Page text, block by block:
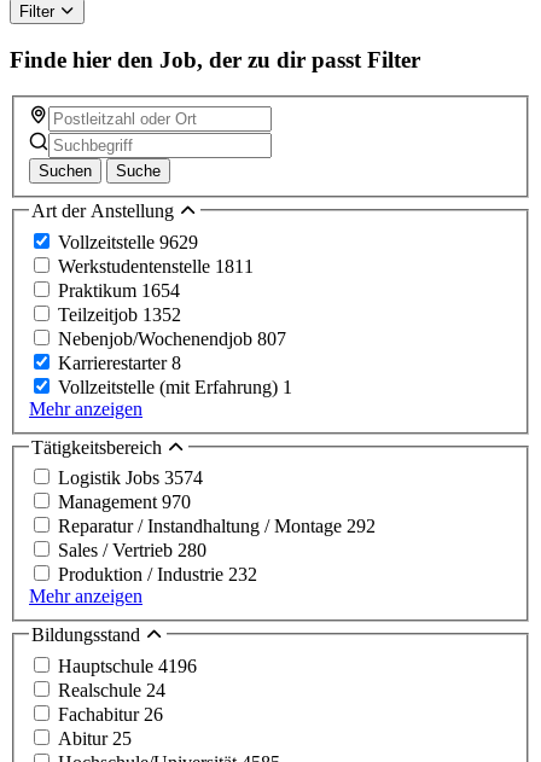
Filter
Finde hier den Job, der zu dir passt Filter
Suchen Suche
Art der Anstellung
Vollzeitstelle 9629
Werkstudentenstelle 1811
Praktikum 1654
Teilzeitjob 1352
Nebenjob/Wochenendjob 807
Karrierestarter8
Vollzeitstelle (mit Erfahrung) 1
Mehr anzeigen
Tätigkeitsbereich
Logistik Jobs 3574
Management 970
Reparatur / Instandhaltung / Montage 292
Sales / Vertrieb 280
Produktion / Industrie 232
Mehr anzeigen
Bildungsstand
Hauptschule 4196
Realschule 24
Fachabitur 26
Abitur 25